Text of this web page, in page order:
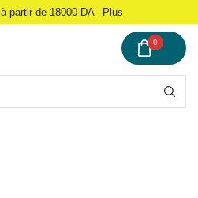
partir de 18000 DA Plus
0